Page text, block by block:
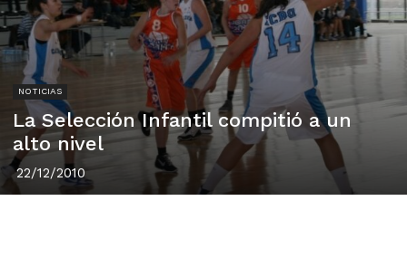
NOTICIAS
La Selección Infantil compitió a un
alto nivel
22/12/2010